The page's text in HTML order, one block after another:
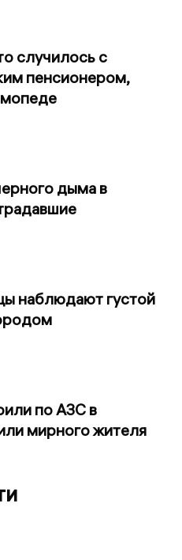
случилось с
пенсионером,
дыма в
наблюдают густой
по АЗС в
мирного жителя